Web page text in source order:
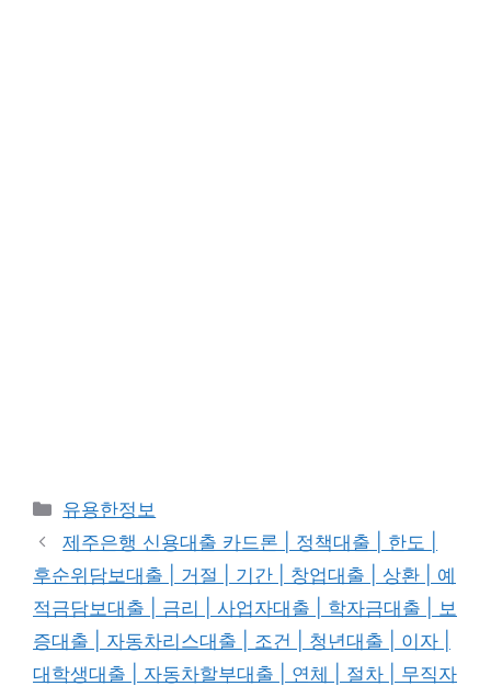
Categories
유용한정보
제주은행 신용대출 카드론 | 정책대출 | 한도 |
후순위담보대출 | 거절 | 기간 | 창업대출 | 상환 | 예
적금담보대출 | 금리 | 사업자대출 | 학자금대출 | 보
증대출 | 자동차리스대출 | 조건 | 청년대출 | 이자 |
대학생대출 | 자동차할부대출 | 연체 | 절차 | 무직자